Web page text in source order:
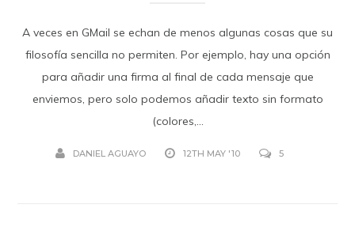
A veces en GMail se echan de menos algunas cosas que su
filosofía sencilla no permiten. Por ejemplo, hay una opción
para añadir una firma al final de cada mensaje que
enviemos, pero solo podemos añadir texto sin formato
(colores,...
DANIEL AGUAYO 12TH MAY '10 5